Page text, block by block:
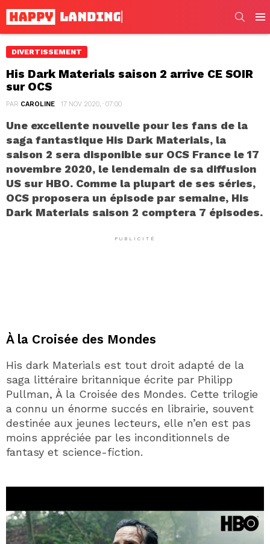
DIVERTISSEMENT
His Dark Materials saison 2 arrive CE SOIR
sur OCS
PAR CAROLINE 17 NOV 2020, · 07:00
Une excellente nouvelle pour les fans de la
saga fantastique His Dark Materials, la
saison 2 sera disponible sur OCS France le 17
novembre 2020, le lendemain de sa diffusion
US sur HBO. Comme la plupart de ses séries,
OCS proposera un épisode par semaine, His
Dark Materials saison 2 comptera 7 épisodes.
PUBLICITÉ
À la Croisée des Mondes
His dark Materials est tout droit adapté de la
saga littéraire britannique écrite par Philipp
Pullman, À la Croisée des Mondes. Cette trilogie
a connu un énorme succés en librairie, souvent
destinée aux jeunes lecteurs, elle n’en est pas
moins appréciée par les inconditionnels de
fantasy et science-fiction.